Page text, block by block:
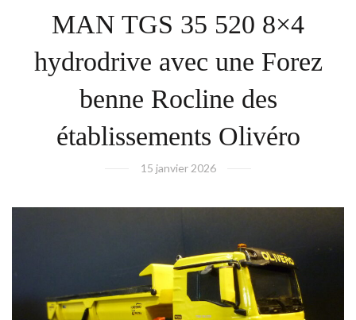
MAN TGS 35 520 8×4
hydrodrive avec une Forez
benne Rocline des
établissements Olivéro
15 janvier 2026